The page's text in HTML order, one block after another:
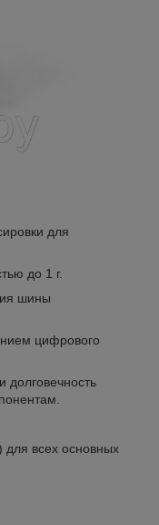
для
до 1 г.
шины
цифрового
долговечность
всех основных